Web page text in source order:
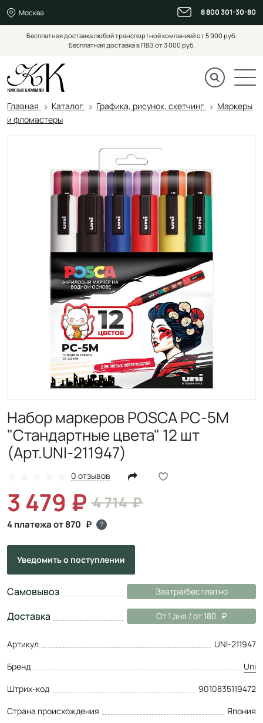
Москва 8 800 301-30-80
Бесплатная доставка любой транспортной компанией от 5 900 руб.
Бесплатная доставка в ПВЗ от 3 000 руб.
Главная Каталог Графика, рисунок, скетчинг
Маркеры
и фломастеры
Набор маркеров POSCA PC-5M
"Стандартные цвета" 12 шт
(Арт.UNI-211947)
0 отзывов
4 714
3 479
4 платежа от 870 ?
Уведомитьо поступлении
Самовывоз Завтра/бесплатно
Доставка От 1 дня / от 180
Артикул
UNI-211947
Бренд
Uni
Штрих-код
9010835119472
Страна происхождения
Япония